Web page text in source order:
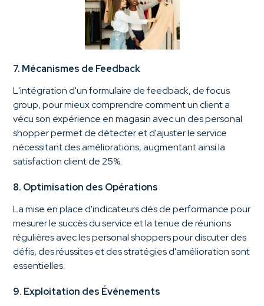
7. Mécanismes de Feedback
L'intégration d'un formulaire de feedback, de focus
group, pour mieux comprendre comment un client a
vécu son expérience en magasin avec un des personal
shopper permet de détecter et d'ajuster le service
nécessitant des améliorations, augmentant ainsi la
satisfaction client de 25%.
8. Optimisation des Opérations
La mise en place d'indicateurs clés de performance pour
mesurer le succès du service et la tenue de réunions
régulières avec les personal shoppers pour discuter des
défis, des réussites et des stratégies d'amélioration sont
essentielles.
9. Exploitation des Événements